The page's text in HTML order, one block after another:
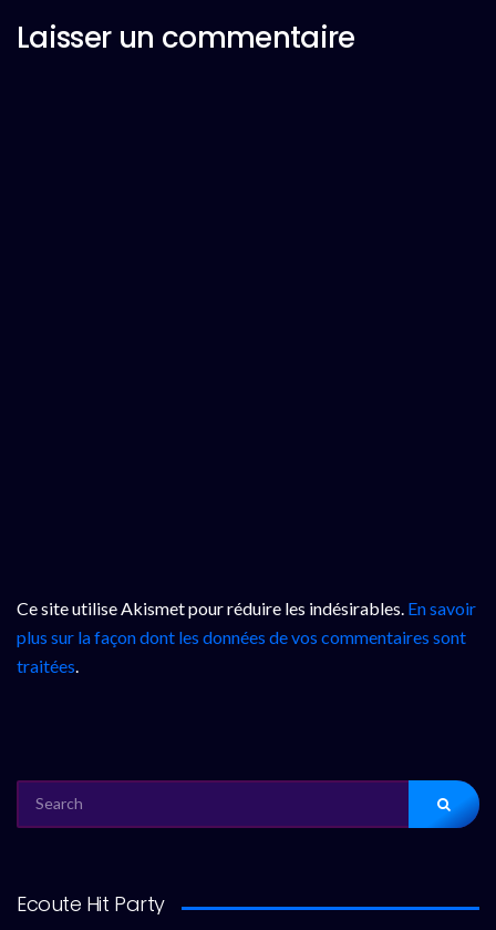
Laisser un commentaire
Ce site utilise Akismet pour réduire les indésirables. En savoir
plus sur la façon dont les données de vos commentaires sont
traitées.
FOR:
Ecoute Hit Party